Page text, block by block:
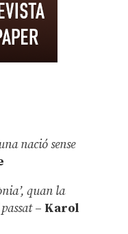
nació sense
quan la
– Karol